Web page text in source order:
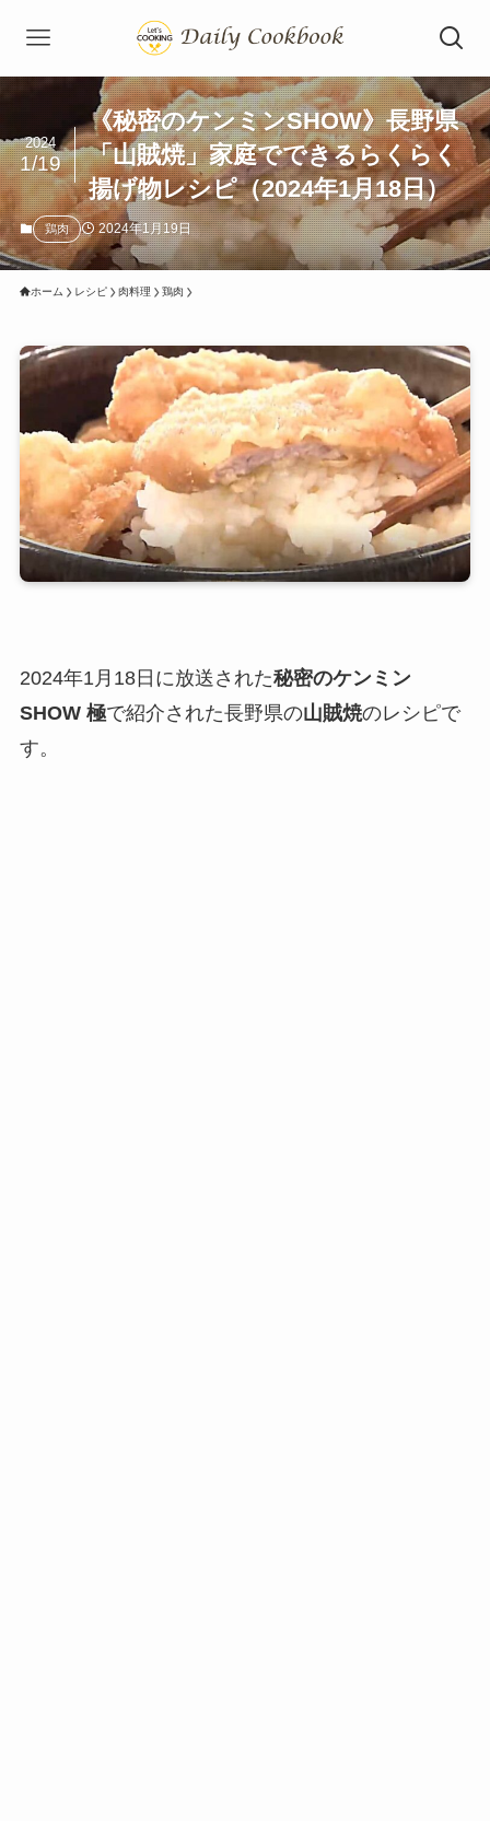
《秘密のケンミンSHOW》長野県
「山賊焼」家庭でできるらくらく
揚げ物レシピ（2024年1月18日）
2024
1/19
鶏肉 2024年1月19日
ホーム レシピ 肉料理 鶏肉
2024年1月18日に放送された秘密のケンミン
SHOW 極で紹介された長野県の山賊焼のレシピで
す。